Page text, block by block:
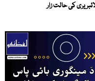
کی حالت زار